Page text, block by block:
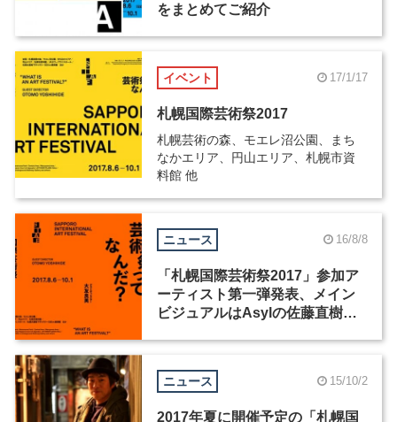
をまとめてご紹介
イベント 17/1/17
札幌国際芸術祭2017
札幌芸術の森、モエレ沼公園、まち
なかエリア、円山エリア、札幌市資
料館 他
ニュース 16/8/8
「札幌国際芸術祭2017」参加ア
ーティスト第一弾発表、メイン
ビジュアルはAsylの佐藤直樹が
ニュース 15/10/2
2017年夏に開催予定の「札幌国